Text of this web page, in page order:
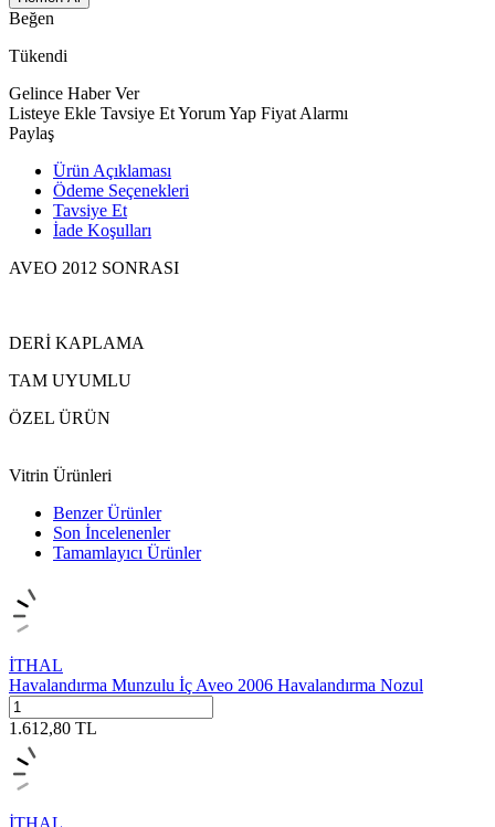
Beğen
Tükendi
Gelince Haber Ver
Listeye Ekle Tavsiye EtYorum Yap Fiyat Alarmı
Paylaş
Ürün Açıklaması
Ödeme Seçenekleri
Tavsiye Et
İade Koşulları
AVEO 2012 SONRASI
DERİ KAPLAMA
TAM UYUMLU
ÖZEL ÜRÜN
Vitrin Ürünleri
Benzer Ürünler
Son İncelenenler
Tamamlayıcı Ürünler
İTHAL
Havalandırma Munzulu İç Aveo 2006 Havalandırma Nozul
1.612,80 TL
İTHAL